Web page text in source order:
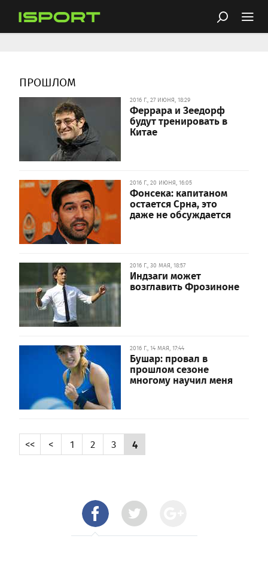
ПРОШЛОМ
2016 Г., 27 ИЮНЯ, 18:29
Феррара и Зеедорф
будут тренировать в
Китае
2016 Г., 20 ИЮНЯ, 16:05
Фонсека: капитаном
остается Срна, это
даже не обсуждается
2016 Г., 30 МАЯ, 18:57
Индзаги может
возглавить Фрозиноне
2016 Г., 14 МАЯ, 17:44
Бушар: провал в
прошлом сезоне
многому научил меня
<< < 1 2 3 4